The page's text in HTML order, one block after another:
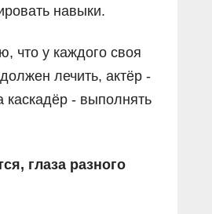
навыки.
что у каждого своя
лечить, актёр -
каскадёр - выполнять
глаза разного